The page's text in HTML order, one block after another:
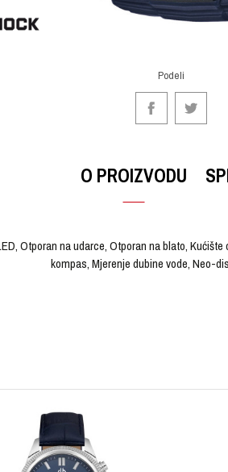
Podeli
O PROIZVODU
Otporan na udarce, Otporan na blato,
kompas, Mjerenje dubine vode, Neo-